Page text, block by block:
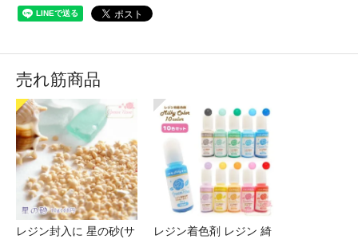
売れ筋商品
レジン封入に 星の砂(サ
レジン着色剤 レジン 綺